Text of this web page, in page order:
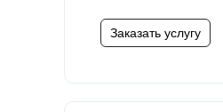
Заказать услугу